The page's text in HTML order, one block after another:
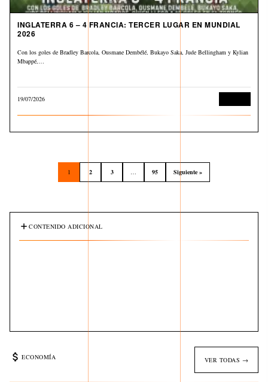
INGLATERRA 6 – 4 FRANCIA: TERCER LUGAR EN MUNDIAL
2026
Con los goles de Bradley Barcola, Ousmane Dembélé, Bukayo Saka, Jude Bellingham y Kylian
Mbappé,…
19/07/2026
1 2 3 … 95 Siguiente »
CONTENIDO ADICIONAL
ECONOMÍA VER TODAS →